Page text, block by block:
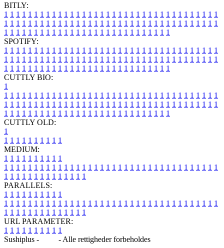
BITLY:
1 1 1 1 1 1 1 1 1 1 1 1 1 1 1 1 1 1 1 1 1 1 1 1 1 1 1 1 1 1 1 1 1 1 1 1
1 1 1 1 1 1 1 1 1 1 1 1 1 1 1 1 1 1 1 1 1 1 1 1 1 1 1 1 1 1 1 1 1 1 1 1
1 1 1 1 1 1 1 1 1 1 1 1 1 1 1 1 1 1 1 1 1 1 1 1 1 1 1 1
SPOTIFY:
1 1 1 1 1 1 1 1 1 1 1 1 1 1 1 1 1 1 1 1 1 1 1 1 1 1 1 1 1 1 1 1 1 1 1 1
1 1 1 1 1 1 1 1 1 1 1 1 1 1 1 1 1 1 1 1 1 1 1 1 1 1 1 1 1 1 1 1 1 1 1 1
1 1 1 1 1 1 1 1 1 1 1 1 1 1 1 1 1 1 1 1 1 1 1 1 1 1 1 1
CUTTLY BIO:
1
1 1 1 1 1 1 1 1 1 1 1 1 1 1 1 1 1 1 1 1 1 1 1 1 1 1 1 1 1 1 1 1 1 1 1 1
1 1 1 1 1 1 1 1 1 1 1 1 1 1 1 1 1 1 1 1 1 1 1 1 1 1 1 1 1 1 1 1 1 1 1 1
1 1 1 1 1 1 1 1 1 1 1 1 1 1 1 1 1 1 1 1 1 1 1 1 1 1 1 1
CUTTLY OLD:
1
1 1 1 1 1 1 1 1 1 1
MEDIUM:
1 1 1 1 1 1 1 1 1 1
1 1 1 1 1 1 1 1 1 1 1 1 1 1 1 1 1 1 1 1 1 1 1 1 1 1 1 1 1 1 1 1 1 1 1 1
1 1 1 1 1 1 1 1 1 1 1 1 1 1
PARALLELS:
1 1 1 1 1 1 1 1 1 1
1 1 1 1 1 1 1 1 1 1 1 1 1 1 1 1 1 1 1 1 1 1 1 1 1 1 1 1 1 1 1 1 1 1 1 1
1 1 1 1 1 1 1 1 1 1 1 1 1 1
URL PARAMETER:
1 1 1 1 1 1 1 1 1 1
Sushiplus -
- Alle rettigheder forbeholdes